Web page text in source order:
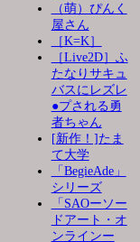
（萌）ぴんく
屋さん
［K=K］
［Live2D］ふ
たなりサキュ
バスにレズレ
●プされる勇
者ちゃん
[新作！]たま
て大学
「BegieAde」
シリーズ
「SAOーソー
ドアート・オ
ンラインー